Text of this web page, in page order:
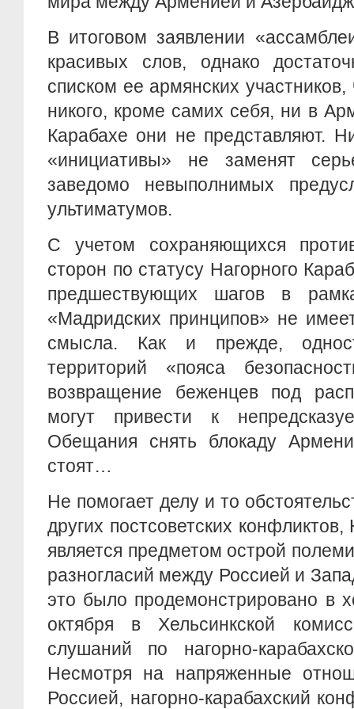
В итоговом заявлении
красивых слов, однако
списком ее армянских
никого, кроме самих себя, ни в
Карабахе они не представляют.
«инициативы» не заменят
заведомо невыполнимых
ультиматумов.
С учетом сохраняющихся
сторон по статусу Нагорного
предшествующих шагов в
«Мадридских принципов» не
смысла. Как и прежде,
территорий «пояса
возвращение беженцев под
могут привести к
Обещания снять блокаду
стоят…
Не помогает делу и то
других постсоветских
является предметом острой
разногласий между Россией и
это было продемонстрировано в
октября в Хельсинкской
слушаний по нагорно-
Несмотря на напряженные
Россией, нагорно-карабахский